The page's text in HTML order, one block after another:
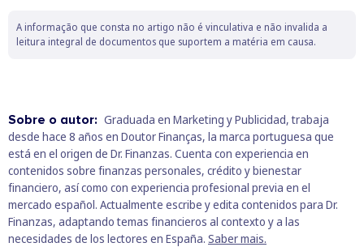
A informação que consta no artigo não é vinculativa e não invalida a
leitura integral de documentos que suportem a matéria em causa.
Sobre o autor: Graduada en Marketing y Publicidad, trabaja
desde hace 8 años en Doutor Finanças, la marca portuguesa que
está en el origen de Dr. Finanzas. Cuenta con experiencia en
contenidos sobre finanzas personales, crédito y bienestar
financiero, así como con experiencia profesional previa en el
mercado español. Actualmente escribe y edita contenidos para Dr.
Finanzas, adaptando temas financieros al contexto y a las
necesidades de los lectores en España. Saber mais.